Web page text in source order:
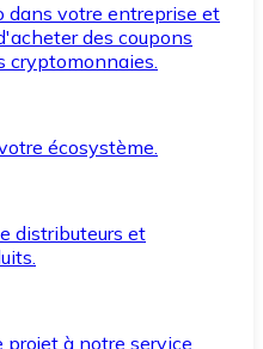
dans votre entreprise et
des coupons
cryptomonnaies.
écosystème.
distributeurs et
à notre service